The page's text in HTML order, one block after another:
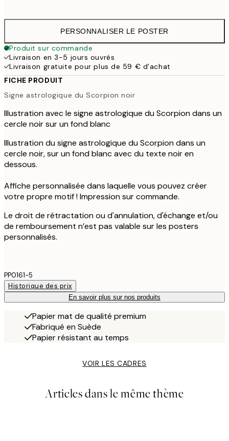
PERSONNALISER LE POSTER
Produit sur commande
Livraison en 3-5 jours ouvrés
Livraison gratuite pour plus de 59 € d'achat
FICHE PRODUIT
Signe astrologique du Scorpion noir
Illustration avec le signe astrologique du Scorpion dans un
cercle noir sur un fond blanc
Illustration du signe astrologique du Scorpion dans un
cercle noir, sur un fond blanc avec du texte noir en
dessous.
Affiche personnalisée dans laquelle vous pouvez créer
votre propre motif ! Impression sur commande.
Le droit de rétractation ou d'annulation, d'échange et/ou
de remboursement n’est pas valable sur les posters
personnalisés.
PP0161-5
Historique des prix
En savoir plus sur nos produits
Papier mat de qualité premium
Fabriqué en Suède
Papier résistant au temps
VOIR LES CADRES
Articles dans le même thème